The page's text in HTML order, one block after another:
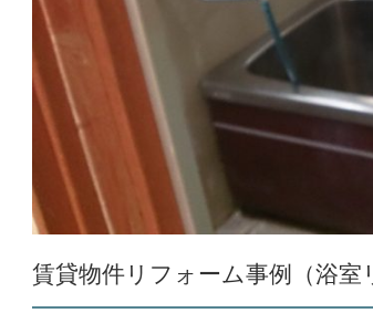
賃貸物件リフォーム事例（浴